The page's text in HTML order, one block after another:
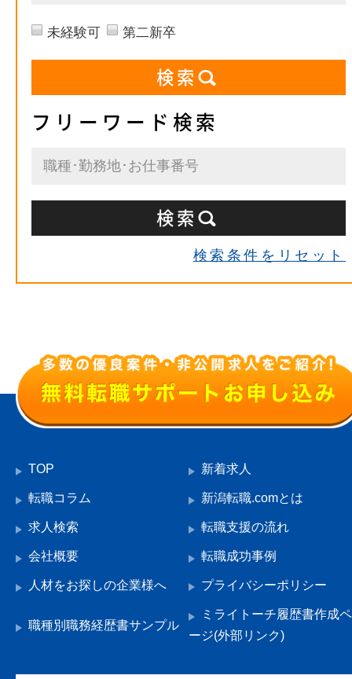
未経験可 第二新卒
フリーワード検索
検索条件をリセット
TOP 新着求人
転職コラム 新潟転職.comとは
求人検索 転職支援の流れ
会社概要 転職成功事例
人材をお探しの企業様へ プライバシーポリシー
職種別職務経歴書サンプル
ミライトーチ履歴書作成ペ
ージ(外部リンク)